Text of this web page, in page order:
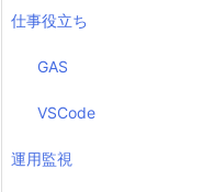
仕事役立ち
GAS
VSCode
運用監視